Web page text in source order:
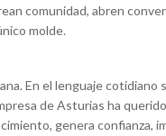
comunidad, abren
molde.
En el lenguaje cotidiano
de Asturias ha
genera confianza,